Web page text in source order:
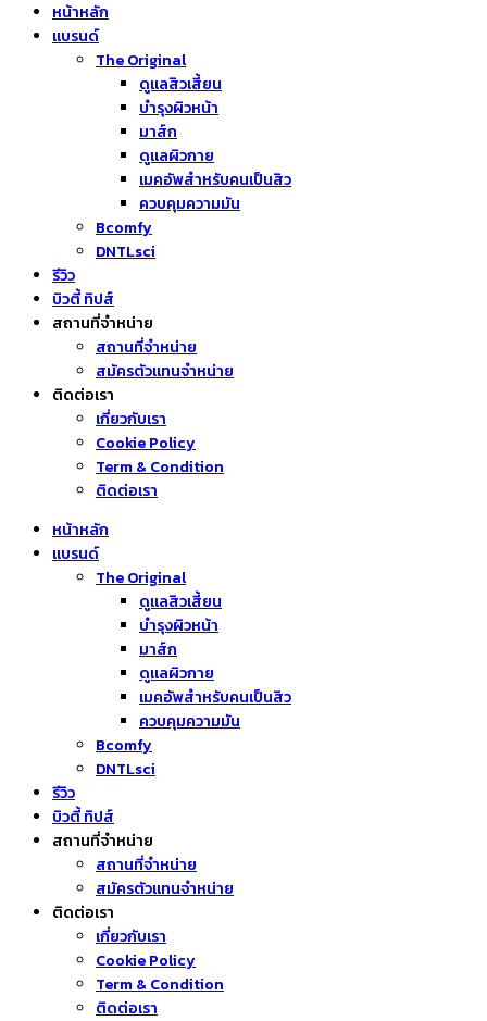
หน้าหลัก
แบรนด์
The Original
ดูแลสิวเสี้ยน
บำรุงผิวหน้า
มาส์ก
ดูแลผิวกาย
เมคอัพสำหรับคนเป็นสิว
ควบคุมความมัน
Bcomfy
DNTLsci
รีวิว
บิวตี้ ทิปส์
สถานที่จำหน่าย
สถานที่จำหน่าย
สมัครตัวแทนจำหน่าย
ติดต่อเรา
เกี่ยวกับเรา
Cookie Policy
Term & Condition
ติดต่อเรา
หน้าหลัก
แบรนด์
The Original
ดูแลสิวเสี้ยน
บำรุงผิวหน้า
มาส์ก
ดูแลผิวกาย
เมคอัพสำหรับคนเป็นสิว
ควบคุมความมัน
Bcomfy
DNTLsci
รีวิว
บิวตี้ ทิปส์
สถานที่จำหน่าย
สถานที่จำหน่าย
สมัครตัวแทนจำหน่าย
ติดต่อเรา
เกี่ยวกับเรา
Cookie Policy
Term & Condition
ติดต่อเรา